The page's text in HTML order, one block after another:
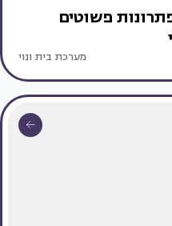
פשוטים
מערכת בית ונוי